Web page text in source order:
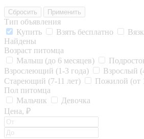
Сбросить Применить
Тип объявления
Купить
Взять бесплатно
Найдены
Возраст питомца
Малыш (до 6 месяцев)
Взрослеющий (1-3 года)
Взрослый
Стареющий (7-11 лет)
Пожилой (от
Пол питомца
Мальчик
Девочка
Цена, ₽